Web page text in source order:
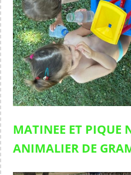
MATINEE ET PIQUE
ANIMALIER DE